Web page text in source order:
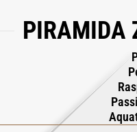
przewiewną
i objętości,
jest bogaty,
PIRAMIDA